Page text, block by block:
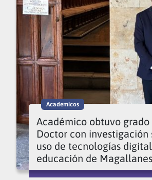
Academicos
Académico obtuvo grado
Doctor con investigación
uso de tecnologías
educación de Magallanes